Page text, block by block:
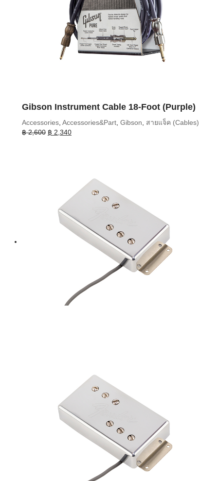
Gibson Instrument Cable 18-Foot (Purple)
Accessories, Accessories&Part, Gibson, สายแจ็ค (Cables)
฿2,600 Original
฿ 2,340Current